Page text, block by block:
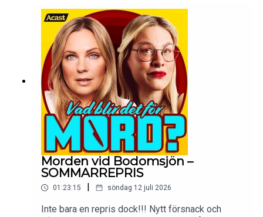
Morden vid Bodomsjön –
SOMMARREPRIS
01:23:15 | söndag 12 juli 2026
Inte bara en repris dock!!! Nytt försnack och